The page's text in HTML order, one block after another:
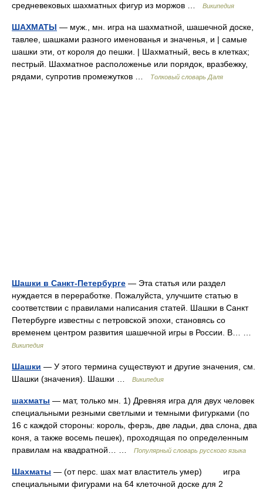
средневековых шахматных фигур из моржов …
Википедия
ШАХМАТЫ — муж., мн. игра на шахматной, шашечной доске,
тавлее, шашками разного именованья и значенья, и | самые
шашки эти, от короля до пешки. | Шахматный, весь в клетках;
пестрый. Шахматное расположенье или порядок, вразбежку,
рядами, супротив промежутков …
Толковый словарь Даля
Шашки в Санкт-Петербурге — Эта статья или раздел
нуждается в переработке. Пожалуйста, улучшите статью в
соответствии с правилами написания статей. Шашки в Санкт
Петербурге известны с петровской эпохи, становясь со
временем центром развития шашечной игры в России. В… …
Википедия
Шашки — У этого термина существуют и другие значения, см.
Шашки (значения). Шашки …
Википедия
шахматы — мат, только мн. 1) Древняя игра для двух человек
специальными резными светлыми и темными фигурками (по
16 с каждой стороны: король, ферзь, две ладьи, два слона, два
коня, а также восемь пешек), проходящая по определенным
правилам на квадратной… …
Популярный словарь русского языка
Шахматы — (от перс. шах мат властитель умер) игра
специальными фигурами на 64 клеточной доске для 2